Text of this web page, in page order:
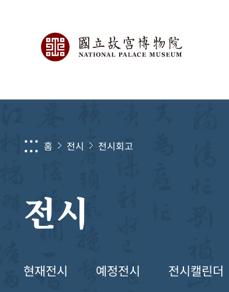
::: 홈 전시 전시회고
전시
현재전시 예정전시 전시캘린더